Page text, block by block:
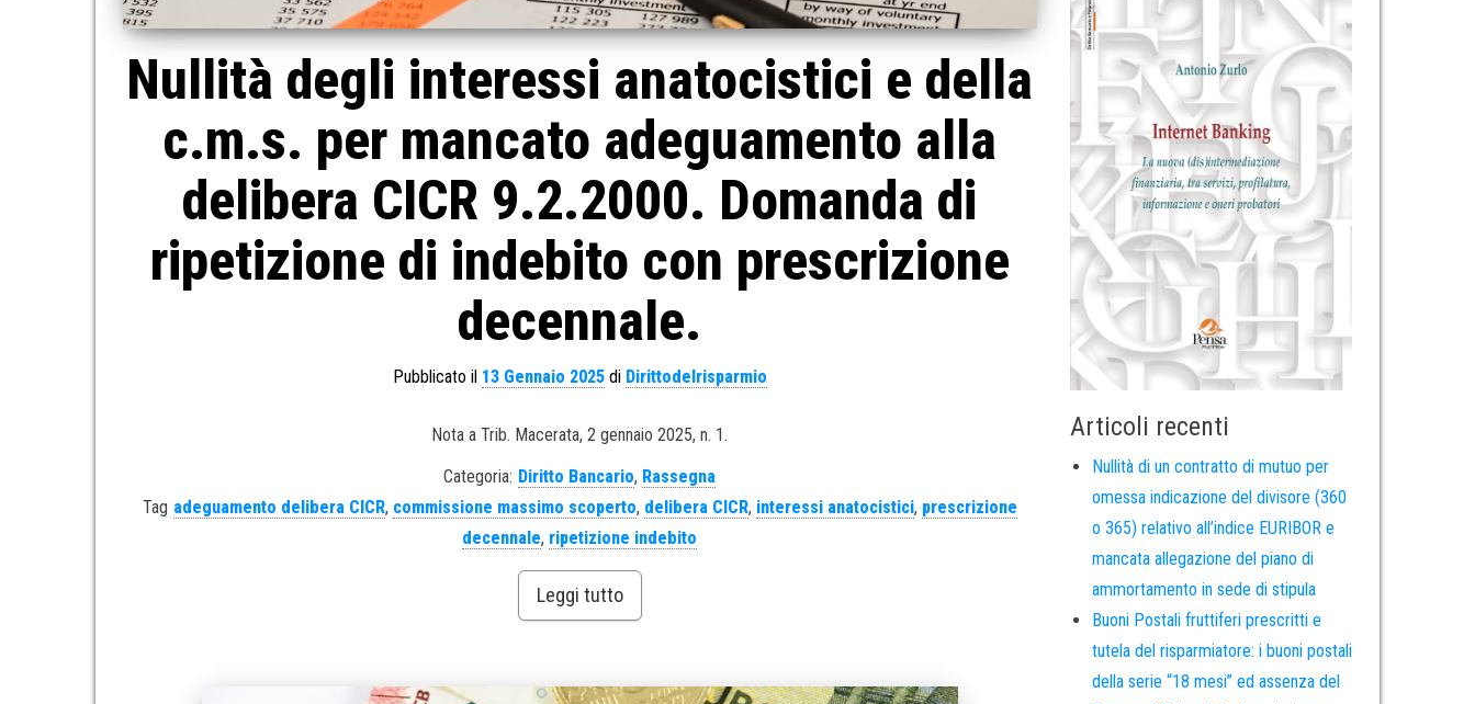
Nullità degli interessi anatocistici e della
c.m.s. per mancato adeguamento alla
delibera CICR 9.2.2000. Domanda di
ripetizione di indebito con prescrizione
decennale.
Pubblicato il 13 Gennaio 2025di Dirittodelrisparmio
Nota a Trib. Macerata, 2 gennaio 2025, n. 1.
Categoria: Diritto Bancario, Rassegna
Tag adeguamento delibera CICR, commissione massimo scoperto, delibera CICR, interessi anatocistici, prescrizione
decennale, ripetizione indebito
Leggi tutto
Articoli recenti
Nullità di un contratto di mutuo per
omessa indicazione del divisore (360
o 365) relativo all’indice EURIBOR e
mancata allegazione del piano di
ammortamento in sede di stipula
Buoni Postali fruttiferi prescritti e
tutela del risparmiatore: i buoni postali
della serie “18 mesi” ed assenza del